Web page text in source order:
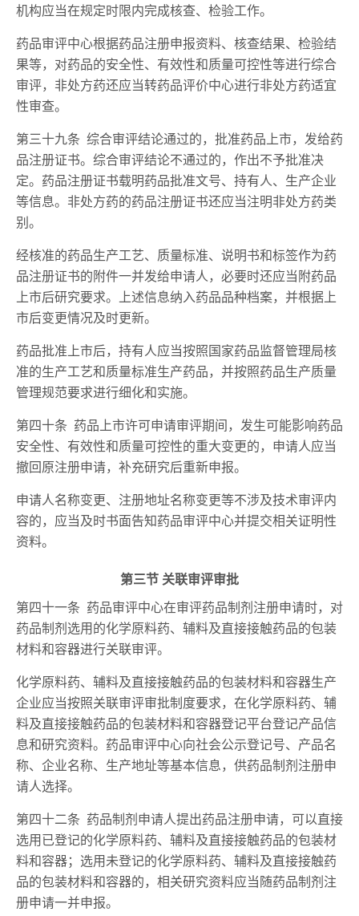
机构应当在规定时限内完成核查、检验工作。
药品审评中心根据药品注册申报资料、核查结果、检验结
果等，对药品的安全性、有效性和质量可控性等进行综合
审评，非处方药还应当转药品评价中心进行非处方药适宜
性审查。
第三十九条 综合审评结论通过的，批准药品上市，发给药
品注册证书。综合审评结论不通过的，作出不予批准决
定。药品注册证书载明药品批准文号、持有人、生产企业
等信息。非处方药的药品注册证书还应当注明非处方药类
别。
经核准的药品生产工艺、质量标准、说明书和标签作为药
品注册证书的附件一并发给申请人，必要时还应当附药品
上市后研究要求。上述信息纳入药品品种档案，并根据上
市后变更情况及时更新。
药品批准上市后，持有人应当按照国家药品监督管理局核
准的生产工艺和质量标准生产药品，并按照药品生产质量
管理规范要求进行细化和实施。
第四十条 药品上市许可申请审评期间，发生可能影响药品
安全性、有效性和质量可控性的重大变更的，申请人应当
撤回原注册申请，补充研究后重新申报。
申请人名称变更、注册地址名称变更等不涉及技术审评内
容的，应当及时书面告知药品审评中心并提交相关证明性
资料。
第三节 关联审评审批
第四十一条 药品审评中心在审评药品制剂注册申请时，对
药品制剂选用的化学原料药、辅料及直接接触药品的包装
材料和容器进行关联审评。
化学原料药、辅料及直接接触药品的包装材料和容器生产
企业应当按照关联审评审批制度要求，在化学原料药、辅
料及直接接触药品的包装材料和容器登记平台登记产品信
息和研究资料。药品审评中心向社会公示登记号、产品名
称、企业名称、生产地址等基本信息，供药品制剂注册申
请人选择。
第四十二条 药品制剂申请人提出药品注册申请，可以直接
选用已登记的化学原料药、辅料及直接接触药品的包装材
料和容器；选用未登记的化学原料药、辅料及直接接触药
品的包装材料和容器的，相关研究资料应当随药品制剂注
册申请一并申报。